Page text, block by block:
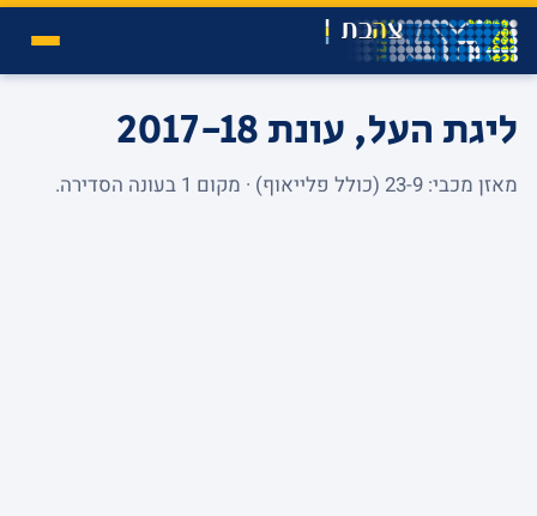
ליגת העל, עונת 2017-18
מאזן מכבי: 23-9 (כולל פלייאוף) · מקום 1 בעונה הסדירה.